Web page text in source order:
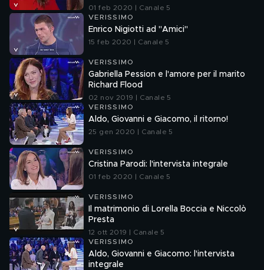
01 feb 2020 | Canale 5
VERISSIMO
Enrico Nigiotti ad "Amici"
15 feb 2020 | Canale 5
VERISSIMO
Gabriella Pession e l'amore per il marito
Richard Flood
02 nov 2019 | Canale 5
VERISSIMO
Aldo, Giovanni e Giacomo, il ritorno!
25 gen 2020 | Canale 5
VERISSIMO
Cristina Parodi: l'intervista integrale
01 feb 2020 | Canale 5
VERISSIMO
Il matrimonio di Lorella Boccia e Niccolò
Presta
12 ott 2019 | Canale 5
VERISSIMO
Aldo, Giovanni e Giacomo: l'intervista
integrale